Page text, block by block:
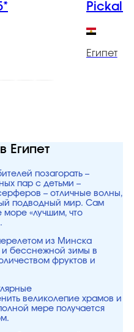
Египет
Египет
позагорать –
пар с детьми –
– отличные волны,
подводный мир. Сам
«лучшим, что
из Минска
и бесснежной зимы в
фруктов и
великолепие храмов и
мере получается